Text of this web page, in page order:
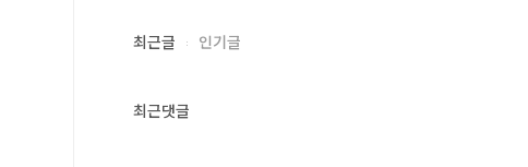
최근글 인기글
최근댓글